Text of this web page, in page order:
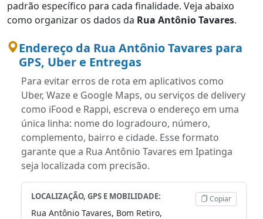
padrão específico para cada finalidade. Veja abaixo
como organizar os dados da Rua Antônio Tavares.
Endereço da Rua Antônio Tavares para
GPS, Uber e Entregas
Para evitar erros de rota em aplicativos como
Uber, Waze e Google Maps, ou serviços de delivery
como iFood e Rappi, escreva o endereço em uma
única linha: nome do logradouro, número,
complemento, bairro e cidade. Esse formato
garante que a Rua Antônio Tavares em Ipatinga
seja localizada com precisão.
LOCALIZAÇÃO, GPS E MOBILIDADE:
Rua Antônio Tavares, Bom Retiro,
Copiar